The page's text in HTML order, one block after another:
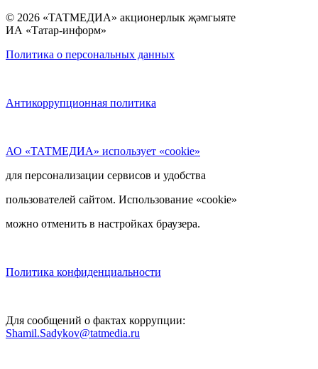
© 2026 «ТАТМЕДИА» акционерлык җәмгыяте
ИА «Татар-информ»
Политика о персональных данных
Антикоррупционная политика
АО «ТАТМЕДИА» использует «cookie»
для персонализации сервисов и удобства
пользователей сайтом. Использование «cookie»
можно отменить в настройках браузера.
Политика конфиденциальности
Для сообщений о фактах коррупции:
Shamil.Sadykov@tatmedia.ru